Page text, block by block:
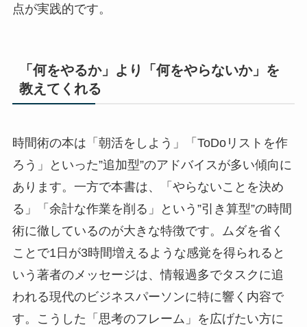
点が実践的です。
「何をやるか」より「何をやらないか」を
教えてくれる
時間術の本は「朝活をしよう」「ToDoリストを作
ろう」といった”追加型”のアドバイスが多い傾向に
あります。一方で本書は、「やらないことを決め
る」「余計な作業を削る」という”引き算型”の時間
術に徹しているのが大きな特徴です。ムダを省く
ことで1日が3時間増えるような感覚を得られると
いう著者のメッセージは、情報過多でタスクに追
われる現代のビジネスパーソンに特に響く内容で
す。こうした「思考のフレーム」を広げたい方に